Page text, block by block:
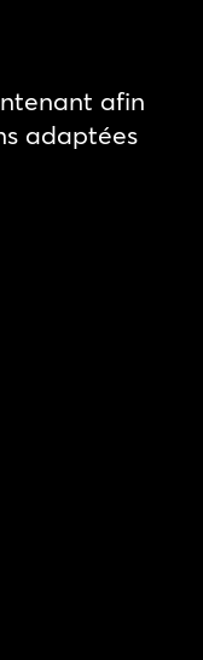
afin
adaptées